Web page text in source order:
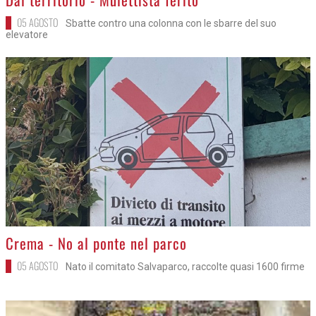
05 AGOSTO
Sbatte contro una colonna con le sbarre del suo
elevatore
>
Crema - No al ponte nel parco
05 AGOSTO Nato il comitato Salvaparco, raccolte quasi 1600 firme